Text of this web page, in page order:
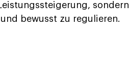
sondern
bewusst zu regulieren.